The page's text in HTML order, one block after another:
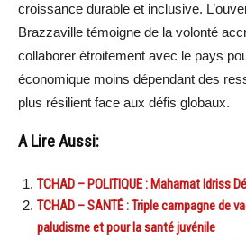
croissance durable et inclusive.
Brazzaville témoigne de la volonté
collaborer étroitement avec le pays
économique moins dépendant des
plus résilient face aux défis globaux.
A Lire Aussi:
TCHAD – POLITIQUE : Mahamat Idriss
TCHAD – SANTÉ : Triple campagne de
paludisme et pour la santé juvénile